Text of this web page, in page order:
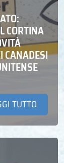
CORTINA
CANADESI
TUTTO